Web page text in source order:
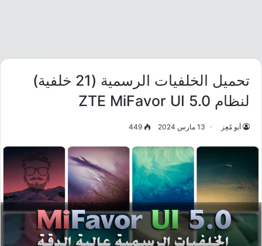
تحميل الخلفيات الرسمية (21 خلفية)
لنظام ZTE MiFavor UI 5.0
أبو مُعِز 13 مارس 2024 449